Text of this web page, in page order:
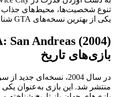
تنوع شخصیت‌ها، محیط‌های جذاب و
یکی از بهترین نسخه‌های GTA شناخته می‌شود.
بازی‌های تاریخ
در سال 2004، نسخه‌ای جدید از سری GTA به نام
منتشر شد. این بازی به‌عنوان یکی